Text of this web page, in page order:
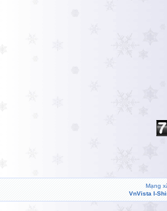
Mạng
VnVista I-